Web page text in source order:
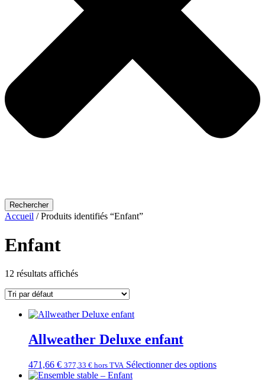
Rechercher
Accueil / Produits identifiés “Enfant”
Enfant
12 résultats affichés
Allweather Deluxe enfant
471,66 € 377,33 € hors TVA Sélectionner des options